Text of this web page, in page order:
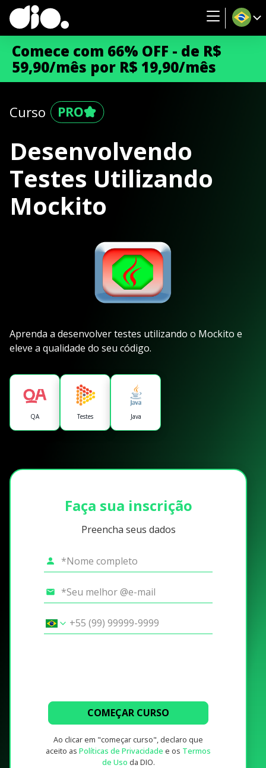
Comece com 66% OFF - de R$
59,90/mês por R$ 19,90/mês
Curso
Desenvolvendo
Testes Utilizando
Mockito
Aprenda a desenvolver testes utilizando o Mockito e
eleve a qualidade do seu código.
QA Testes Java
Faça sua inscrição
Preencha seus dados
COMEÇAR CURSO
Ao clicar em "começar curso", declaro que
aceito as Políticas de Privacidade e os Termos
de Uso da DIO.